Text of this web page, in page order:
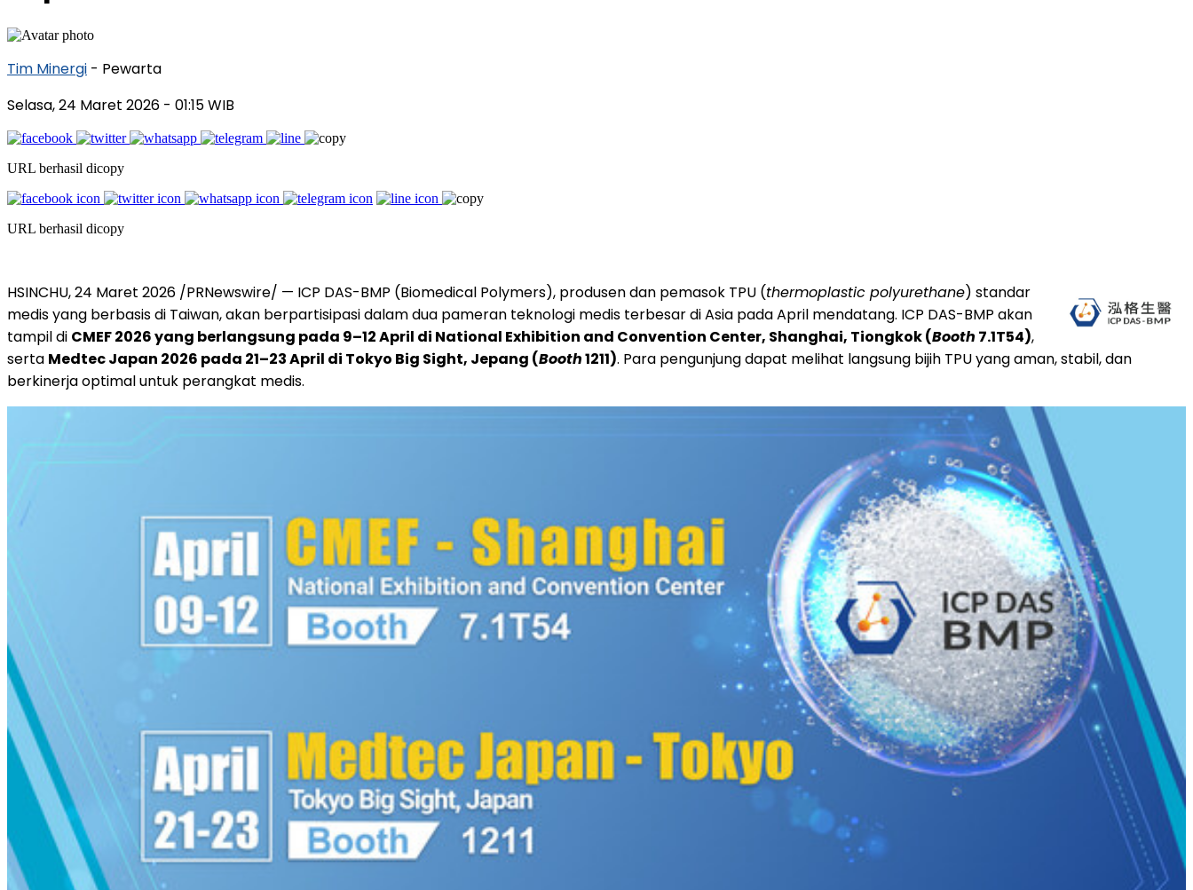
Tim Minergi - Pewarta
Selasa, 24 Maret 2026 - 01:15 WIB
URL berhasil dicopy
URL berhasil dicopy
HSINCHU,24 Maret 2026 /PRNewswire/ — ICP DAS-BMP (Biomedical Polymers), produsen dan pemasok TPU (thermoplastic polyurethane) standar
medis yang berbasis di Taiwan, akan berpartisipasi dalam dua pameran teknologi medis terbesar di Asia pada April mendatang. ICP DAS-BMP akan
tampil di CMEF 2026 yang berlangsung pada 9–12 April di National Exhibition and Convention Center, Shanghai, Tiongkok (Booth 7.1T54),
serta Medtec Japan 2026 pada 21–23 April di Tokyo Big Sight, Jepang (Booth1211). Para pengunjung dapat melihat langsung bijih TPU yang aman, stabil, dan
berkinerja optimal untuk perangkat medis.